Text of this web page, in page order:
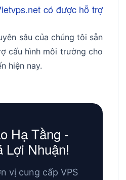
có được hỗ trợ
sâu của chúng tôi sẵn
cấu hình môi trường cho
hiện nay.
Hạ Tầng -
Lợi Nhuận!
vị cung cấp VPS